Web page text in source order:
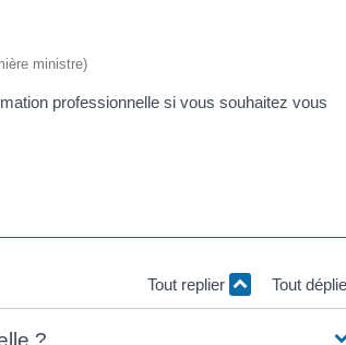
ministre)
professionnelle si vous souhaitez vous
Tout replier Tout
?